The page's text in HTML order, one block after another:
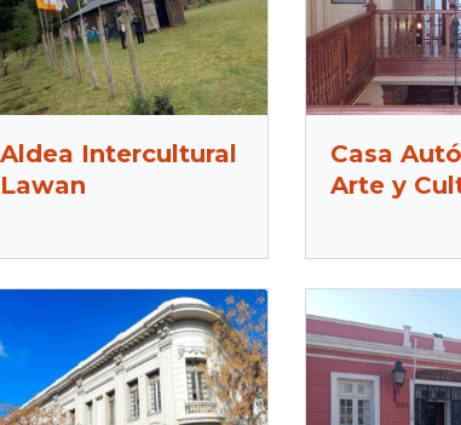
Aldea Intercultural
Lawan
Casa
Arte y